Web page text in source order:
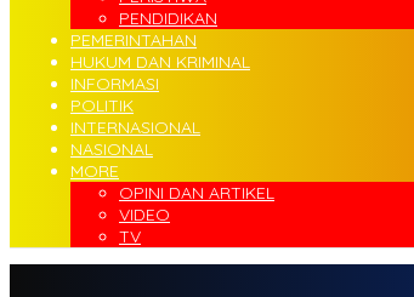
PENDIDIKAN
PEMERINTAHAN
HUKUM DAN KRIMINAL
INFORMASI
POLITIK
INTERNASIONAL
NASIONAL
MORE
OPINI DAN ARTIKEL
VIDEO
TV